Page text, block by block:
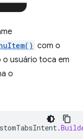
com o
o usuário toca em
o
.